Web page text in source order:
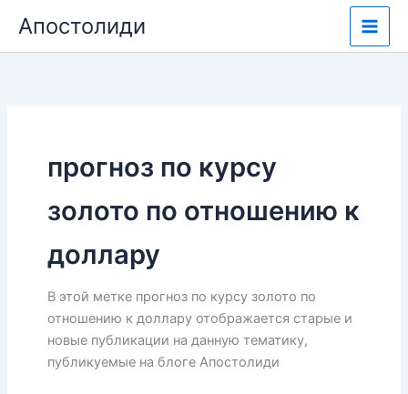
содержимому
Апостолиди
прогноз по курсу
золото по отношению к
доллару
В этой метке прогноз по курсу золото по
отношению к доллару отображается старые и
новые публикации на данную тематику,
публикуемые на блоге Апостолиди